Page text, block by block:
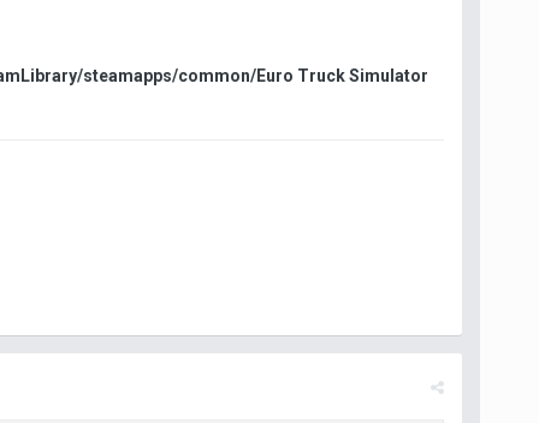
steamapps/common/Euro Truck Simulator